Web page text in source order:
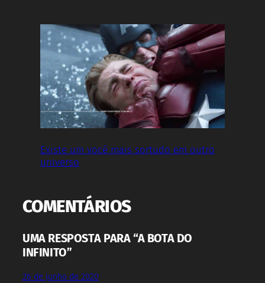
Existe um você mais sortudo em outro
universo
COMENTÁRIOS
UMA RESPOSTA PARA “A BOTA DO
INFINITO”
26 de junho de 2020